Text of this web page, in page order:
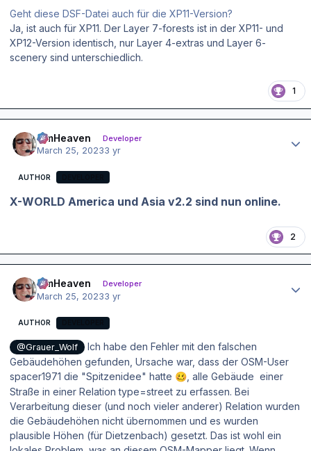
Geht diese DSF-Datei auch für die XP11-Version?
Ja, ist auch für XP11. Der Layer 7-forests ist in der XP11- und
XP12-Version identisch, nur Layer 4-extras und Layer 6-
scenery sind unterschiedlich.
1
simHeaven Developer
March 25, 20233 yr
AUTHOR
X-WORLD America und Asia v2.2 sind nun online.
2
simHeaven Developer
March 25, 20233 yr
AUTHOR
@Grauer_Wolf
Ich habe den Fehler mit den falschen
Gebäudehöhen gefunden, Ursache war, dass der OSM-User
spacer1971 die "Spitzenidee" hatte 🥴 , alle Gebäude einer
Straße in einer Relation type=street zu erfassen. Bei
Verarbeitung dieser (und noch vieler anderer) Relation wurden
die Gebäudehöhen nicht übernommen und es wurden
plausible Höhen (für Dietzenbach) gesetzt. Das ist wohl ein